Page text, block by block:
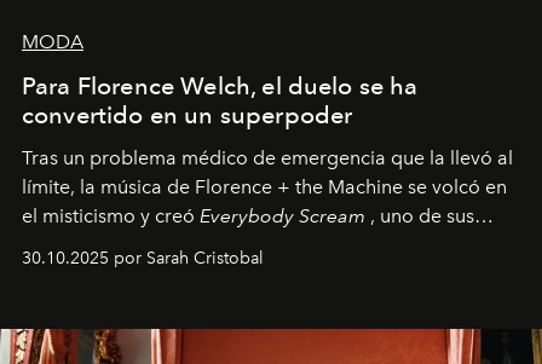
MODA
Para Florence Welch, el duelo se ha
convertido en un superpoder
Tras un problema médico de emergencia que la llevó al
límite, la música de Florence + the Machine se volcó en
el misticismo y creó Everybody Scream , uno de sus
30.10.2025 por Sarah Cristobal